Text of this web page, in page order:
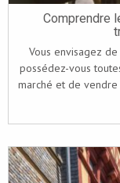
Comprendre
Vous envisagez
possédez-vous
marché et de